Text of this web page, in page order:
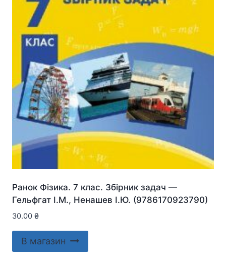
Ранок Фізика. 7 клас. Збірник задач —
Гельфгат І.М., Ненашев І.Ю. (9786170923790)
30.00 ₴
В магазин